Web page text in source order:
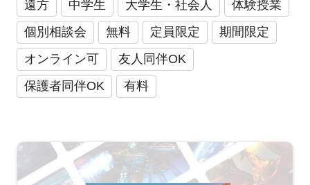
遠方 中学生 大学生・社会人
体験授業
個別相談会
無料 定員限定
期間限定
オンライン可
友人同伴OK
保護者同伴OK
有料